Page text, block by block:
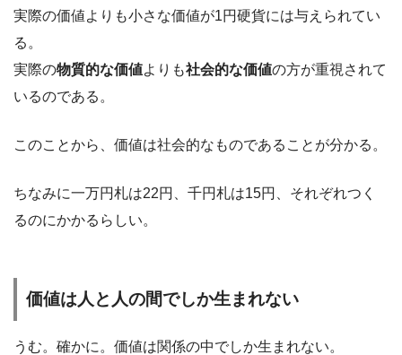
実際の価値よりも小さな価値が1円硬貨には与えられてい
る。
実際の物質的な価値よりも社会的な価値の方が重視されて
いるのである。
このことから、価値は社会的なものであることが分かる。
ちなみに一万円札は22円、千円札は15円、それぞれつく
るのにかかるらしい。
価値は人と人の間でしか生まれない
うむ。確かに。価値は関係の中でしか生まれない。